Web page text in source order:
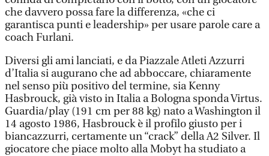
che davvero possa fare la differenza, «che ci
garantisca punti e leadership» per usare parole care a
coach Furlani.
Diversi gli ami lanciati, e da Piazzale Atleti Azzurri
d’Italia si augurano che ad abboccare, chiaramente
nel senso più positivo del termine, sia Kenny
Hasbrouck, già visto in Italia a Bologna sponda Virtus.
Guardia/play (191 cm per 88 kg) nato a Washington il
14 agosto 1986, Hasbrouck è il profilo giusto per i
biancazzurri, certamente un “crack” della A2 Silver. Il
giocatore che piace molto alla Mobyt ha studiato a